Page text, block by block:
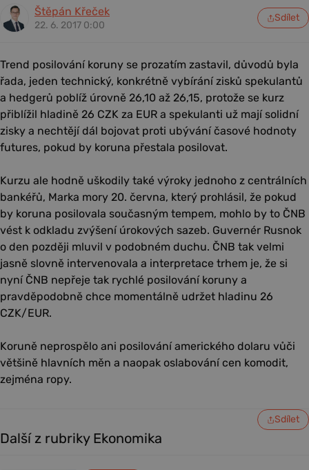
Štěpán Křeček
22. 6. 2017 0:00
Sdílet
Trend posilování koruny se prozatím zastavil, důvodů byla
řada, jeden technický, konkrétně vybírání zisků spekulantů
a hedgerů poblíž úrovně 26,10 až 26,15, protože se kurz
přiblížil hladině 26 CZK za EUR a spekulanti už mají solidní
zisky a nechtějí dál bojovat proti ubývání časové hodnoty
futures, pokud by koruna přestala posilovat.
Kurzu ale hodně uškodily také výroky jednoho z centrálních
bankéřů, Marka mory 20. června, který prohlásil, že pokud
by koruna posilovala současným tempem, mohlo by to ČNB
vést k odkladu zvýšení úrokových sazeb. Guvernér Rusnok
o den později mluvil v podobném duchu. ČNB tak velmi
jasně slovně intervenovala a interpretace trhem je, že si
nyní ČNB nepřeje tak rychlé posilování koruny a
pravděpodobně chce momentálně udržet hladinu 26
CZK/EUR.
Koruně neprospělo ani posilování amerického dolaru vůči
většině hlavních měn a naopak oslabování cen komodit,
zejména ropy.
Sdílet
Další z rubriky Ekonomika